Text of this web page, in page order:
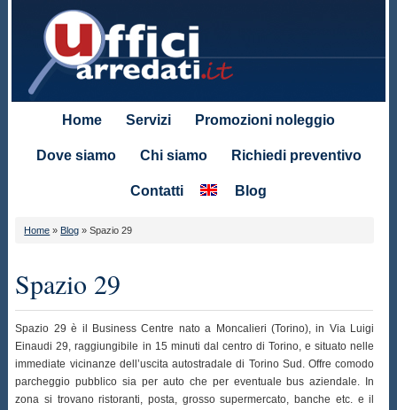
Home Servizi Promozioni noleggio
Dove siamo Chi siamo Richiedi preventivo
Contatti Blog
Home » Blog »Spazio 29
Spazio 29
Spazio 29 è il Business Centre nato a Moncalieri (Torino), in Via Luigi
Einaudi 29, raggiungibile in 15 minuti dal centro di Torino, e situato nelle
immediate vicinanze dell’uscita autostradale di Torino Sud. Offre comodo
parcheggio pubblico sia per auto che per eventuale bus aziendale. In
zona si trovano ristoranti, posta, grosso supermercato, banche etc. e il